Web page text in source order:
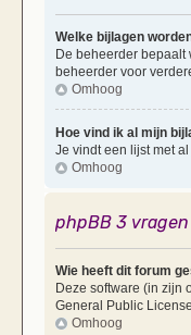
Welke bijlagen
De beheerder bepaalt
beheerder voor
Omhoog
Hoe vind ik al mijn
Je vindt een lijst met
Omhoog
phpBB 3 vragen
Wie heeft dit forum
Deze software (in zijn
General Public
Omhoog